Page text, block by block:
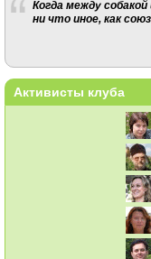
Когда между
ни что иное, как
Активисты клуба